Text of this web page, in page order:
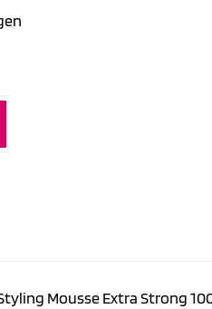
Mousse Extra Strong